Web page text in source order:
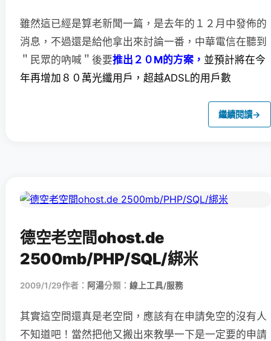
雖然這已經是算老新聞一篇，是去年的１２月中發佈的
消息， 不過還是給他拿出來討論一番，中華電信在聽到
＂民眾的吶喊＂後要推出２０M的方案， 並預計將在今
年再增加８０萬光纖用戶，超越ADSL的用戶數
繼續閱讀→
德空老空間ohost.de
2500mb/PHP/SQL/綁米
2009/1/29作者： 阿湯分類： 線上工具/服務
其實這空間還真是老空間，應該有在申請免空的沒有人
不知道吧！當然把他又搬出來教學一下是一定要的申請